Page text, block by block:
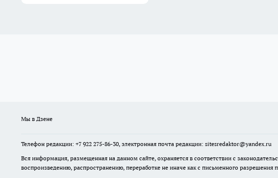
Мы в Дзене
Телефон редакции: +7 922 275-86-30, электронная почта редакции: sitesredaktor@yandex.ru
Вся информация, размещенная на данном сайте, охраняется в соответствии с
воспроизведению, распространению, переработке не иначе как с письменного разрешения